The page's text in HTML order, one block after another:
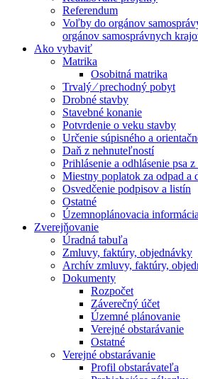
Referendum
Voľby do orgánov
orgánov samosprávnych
Ako vybaviť
Matrika
Osobitná matrika
Trvalý ⁄ prechodný pobyt
Drobné stavby
Stavebné konanie
Potvrdenie o veku stavby
Určenie súpisného a
Daň z nehnuteľností
Prihlásenie a odhlásenie psa
Miestny poplatok za odpad a
Osvedčenie podpisov a listín
Ostatné
Územnoplánovacia informácia
Zverejňovanie
Úradná tabuľa
Zmluvy, faktúry, objednávky
Archív zmluvy, faktúry,
Dokumenty
Rozpočet
Záverečný účet
Územné plánovanie
Verejné obstarávanie
Ostatné
Verejné obstarávanie
Profil obstarávateľa